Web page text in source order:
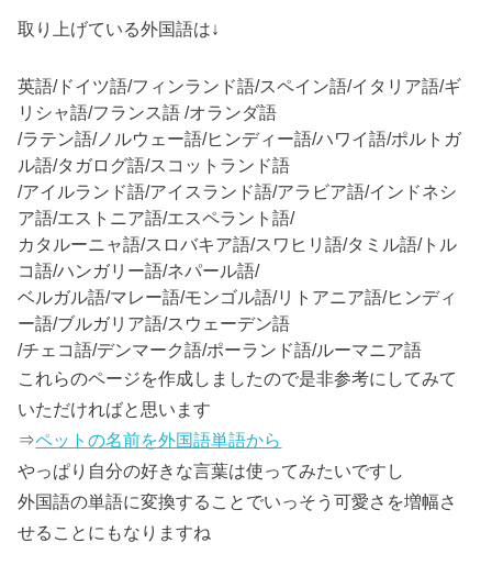
取り上げている外国語は↓
英語/ドイツ語/フィンランド語/スペイン語/イタリア語/ギ
リシャ語/フランス語 /オランダ語
/ラテン語/ノルウェー語/ヒンディー語/ハワイ語/ポルトガ
ル語/タガログ語/スコットランド語
/アイルランド語/アイスランド語/アラビア語/インドネシ
ア語/エストニア語/エスペラント語/
カタルーニャ語/スロバキア語/スワヒリ語/タミル語/トル
コ語/ハンガリー語/ネパール語/
ベルガル語/マレー語/モンゴル語/リトアニア語/ヒンディ
ー語/ブルガリア語/スウェーデン語
/チェコ語/デンマーク語/ポーランド語/ルーマニア語
これらのページを作成しましたので是非参考にしてみて
いただければと思います
⇒ペットの名前を外国語単語から
やっぱり自分の好きな言葉は使ってみたいですし
外国語の単語に変換することでいっそう可愛さを増幅さ
せることにもなりますね